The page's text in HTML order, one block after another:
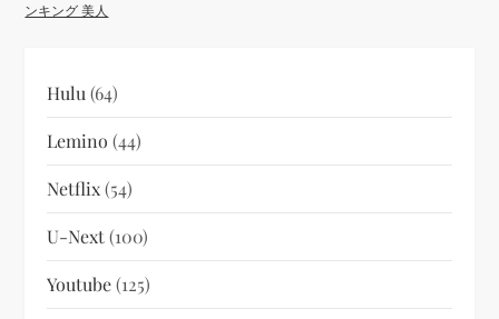
ンキング 美人
Hulu (64)
Lemino (44)
Netflix(54)
U-Next(100)
Youtube(125)